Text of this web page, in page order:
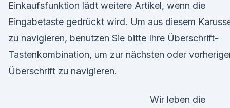
Einkaufsfunktion lädt weitere Artikel, wenn die
Eingabetaste gedrückt wird. Um aus diesem
zu navigieren, benutzen Sie bitte Ihre Überschrift-
Tastenkombination, um zur nächsten oder
Überschrift zu navigieren.
Wir leben die